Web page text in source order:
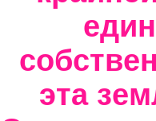
эта